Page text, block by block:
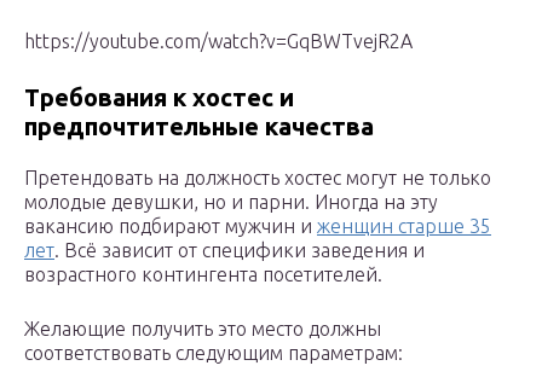
https://youtube.com/watch?v=GqBWTvejR2A
Требования к хостес и
предпочтительные качества
Претендовать на должность хостес могут не только
молодые девушки, но и парни. Иногда на эту
вакансию подбирают мужчин и женщин старше 35
лет. Всё зависит от специфики заведения и
возрастного контингента посетителей.
Желающие получить это место должны
соответствовать следующим параметрам: